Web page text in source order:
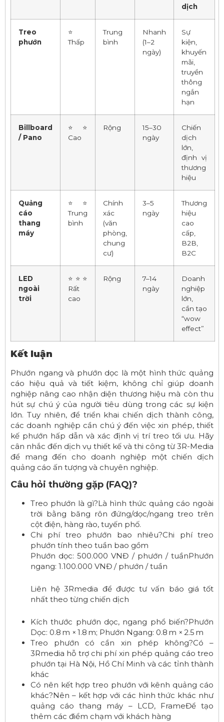
dịch
Treo
phướn
⭐
Thấp
Trung
bình
Nhanh
(1–2
ngày)
Sự
kiện,
khuyến
mãi,
truyền
thông
ngắn
hạn
Billboard
/ Pano
⭐⭐
Cao
Rộng
15–30
ngày
Chiến
dịch
lớn,
định vị
thương
hiệu
Quảng
cáo
thang
máy
⭐⭐
Trung
bình
Chính
xác
(văn
phòng,
chung
cư)
3–5
ngày
Thương
hiệu
cao
cấp,
B2B,
B2C
LED
ngoài
trời
⭐⭐⭐
Rất
cao
Rộng
7–14
ngày
Doanh
nghiệp
lớn,
cần tạo
“wow
effect”
Kết luận
Phướn ngang và phướn dọc là một hình thức quảng
cáo hiệu quả và tiết kiệm, không chỉ giúp doanh
nghiệp nâng cao nhận diện thương hiệu mà còn thu
hút sự chú ý của người tiêu dùng trong các sự kiện
lớn. Tuy nhiên, để triển khai chiến dịch thành công,
các doanh nghiệp cần chú ý đến việc xin phép, thiết
kế phướn hấp dẫn và xác định vị trí treo tối ưu. Hãy
cân nhắc đến dịch vụ thiết kế và thi công từ 3R-Media
để mang đến cho doanh nghiệp một chiến dịch
quảng cáo ấn tượng và chuyên nghiệp.
Câu hỏi thường gặp (FAQ)?
Treo phướn là gì?Là hình thức quảng cáo ngoài
trời bằng băng rôn đứng/dọc/ngang treo trên
cột điện, hàng rào, tuyến phố.
Chi phí treo phướn bao nhiêu?Chi phí treo
phướn tính theo tuần bao gồm
Phướn dọc: 500.000 VNĐ / phướn / tuầnPhướn
ngang: 1.100.000 VNĐ / phướn / tuần
Liên hệ 3Rmedia để được tư vấn báo giá tốt
nhất theo từng chiến dịch
Kích thước phướn dọc, ngang phổ biến?Phướn
Dọc: 0.8 m × 1.8 m; Phướn Ngang: 0.8 m × 2.5 m
Treo phướn có cần xin phép không?Có –
3Rmedia hỗ trợ chi phí xin phép quảng cáo treo
phướn tại Hà Nội, Hồ Chí Minh và các tỉnh thành
khác
Có nên kết hợp treo phướn với kênh quảng cáo
khác?Nên – kết hợp với các hình thức khác như
quảng cáo thang máy – LCD, FrameĐể tạo
thêm các điểm chạm với khách hàng